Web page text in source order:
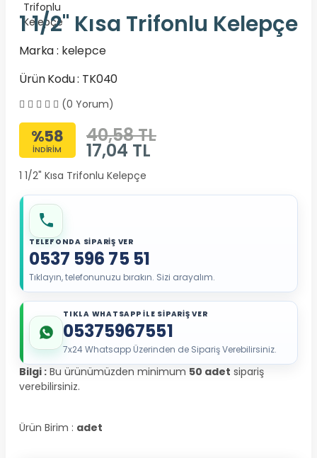
1 1/2" Kısa Trifonlu Kelepçe
Marka : kelepce
Ürün Kodu : TK040
(0 Yorum)
%58
İNDİRİM
40,58 TL
17,04 TL
1 1/2" Kısa Trifonlu Kelepçe
TELEFONDA SİPARİŞ VER
0537 596 75 51
Tıklayın, telefonunuzu bırakın. Sizi arayalım.
TIKLA WHATSAPP İLE SİPARİŞ VER
05375967551
7x24 Whatsapp Üzerinden de Sipariş Verebilirsiniz.
Bilgi : Bu ürünümüzden minimum 50 adet sipariş
verebilirsiniz.
Ürün Birim : adet